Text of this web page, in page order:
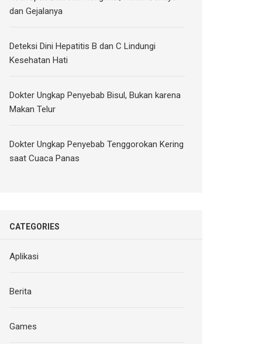
dan Gejalanya
Deteksi Dini Hepatitis B dan C Lindungi
Kesehatan Hati
Dokter Ungkap Penyebab Bisul, Bukan karena
Makan Telur
Dokter Ungkap Penyebab Tenggorokan Kering
saat Cuaca Panas
CATEGORIES
Aplikasi
Berita
Games